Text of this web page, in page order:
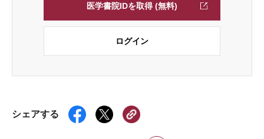
医学書院IDを取得 (無料)
ログイン
シェアする